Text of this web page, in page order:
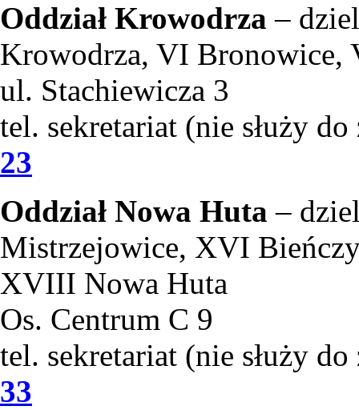
Oddział Krowodrza –
Krowodrza, VI Bronowice,
ul. Stachiewicza 3
tel. sekretariat (nie służy
23
Oddział Nowa Huta –
Mistrzejowice, XVI
XVIII Nowa Huta
Os. Centrum C 9
tel. sekretariat (nie służy
33